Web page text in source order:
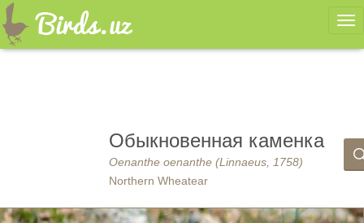
Обыкновенная каменка
Oenanthe oenanthe (Linnaeus, 1758)
Northern Wheatear